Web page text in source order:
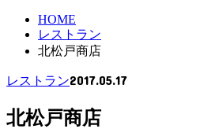
HOME
レストラン
北松戸商店
レストラン2017.05.17
北松戸商店